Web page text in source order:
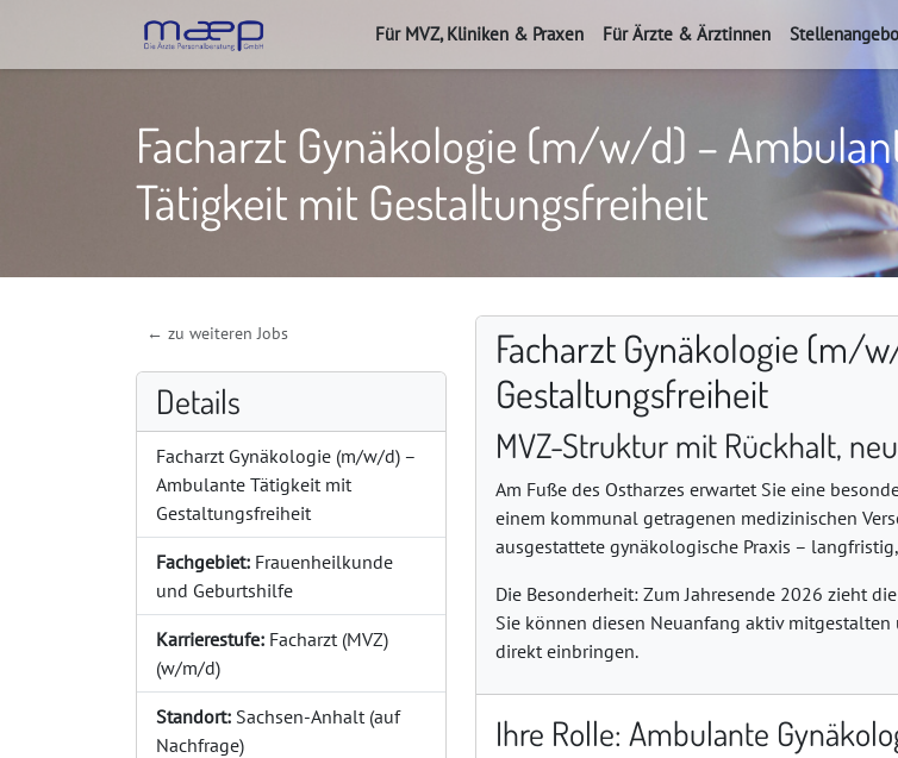
Für MVZ, Kliniken & Praxen Für Ärzte & Ärztinnen
Facharzt Gynäkologie (m/w/d) –
Tätigkeit mit Gestaltungsfreiheit
← zu weiteren Jobs
Details
Facharzt Gynäkologie (m/w/d) –
Ambulante Tätigkeit mit
Gestaltungsfreiheit
Fachgebiet: Frauenheilkunde
und Geburtshilfe
Karrierestufe: Facharzt (MVZ)
(w/m/d)
Standort: Sachsen-Anhalt (auf
Nachfrage)
Facharzt Gynäkologie (m/
Gestaltungsfreiheit
MVZ-Struktur mit Rückhalt,
Am Fuße des Ostharzes erwartet Sie eine
einem kommunal getragenen medizinischen
ausgestattete gynäkologische Praxis –
Die Besonderheit: Zum Jahresende 2026 zieht
Sie können diesen Neuanfang aktiv
direkt einbringen.
Ihre Rolle: Ambulante